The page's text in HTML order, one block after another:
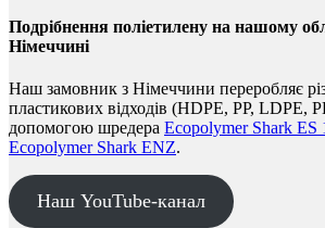
Подрібнення поліетилену на нашому
Німеччині
Наш замовник з Німеччини переробляє
пластикових відходів (HDPE, PP, LDPE,
допомогою шредера Ecopolymer Shark ES
Ecopolymer Shark ENZ.
Наш YouTube-канал